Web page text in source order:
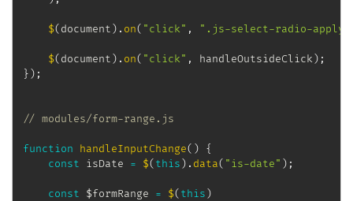
$(document) . on( "click" , ".js-select-radio-apply-
$(document) . on( "click" , handleOutsideClick) ;
}) ;
// modules/form-range.js
function handleInputChange( )
{
const isDate = $(this) . data( "is-date" ) ;
const $formRange = $(this)